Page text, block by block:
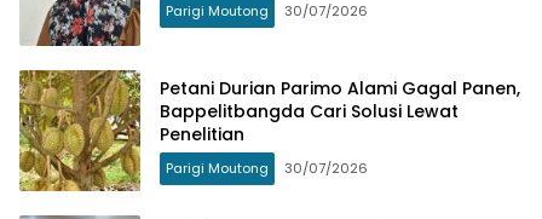
Parigi Moutong 30/07/2026
Petani Durian Parimo Alami Gagal Panen,
Bappelitbangda Cari Solusi Lewat
Penelitian
Parigi Moutong 30/07/2026